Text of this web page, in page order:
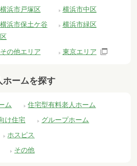
横浜市戸塚区
横浜市中区
横浜市保土ケ谷
区
横浜市緑区
その他エリア 東京エリア
ホームを探す
ム
住宅型有料老人ホーム
け住宅
グループホーム
ホスピス
その他